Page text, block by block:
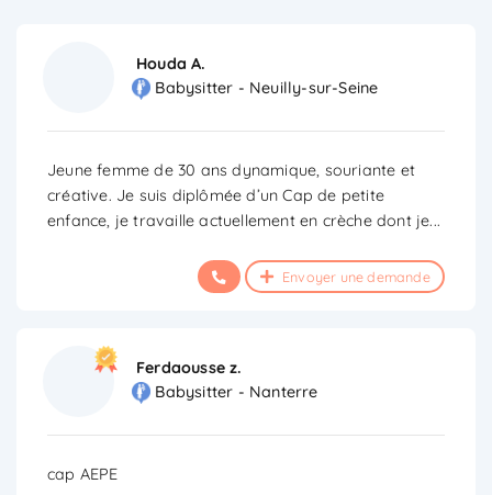
Houda A.
Babysitter - Neuilly-sur-Seine
Jeune femme de 30 ans dynamique, souriante et
créative. Je suis diplômée d’un Cap de petite
enfance, je travaille actuellement en crèche dont je...
Envoyer une demande
Ferdaousse z.
Babysitter - Nanterre
cap AEPE